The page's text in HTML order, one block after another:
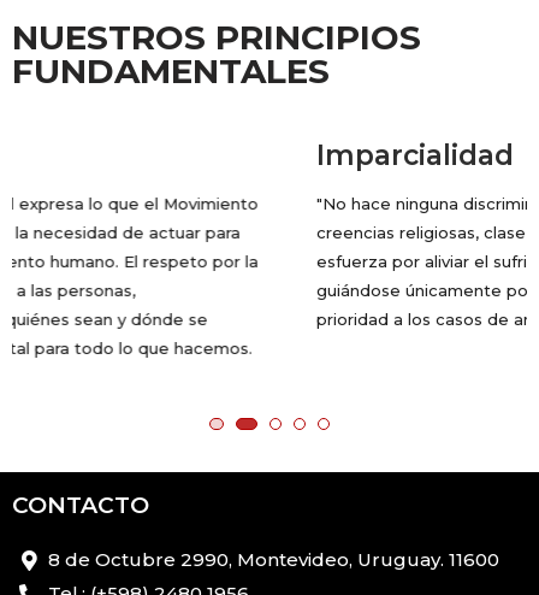
NUESTROS PRINCIPIOS
FUNDAMENTALES
"No hace ninguna discriminación por nacionalidad, raza,
creencias religiosas, clase u opiniones políticas. Se
esfuerza por aliviar el sufrimiento de las personas,
guiándose únicamente por sus necesidades, y dando
prioridad a los casos de angustia más urgentes".
CONTACTO
8 de Octubre 2990, Montevideo, Uruguay. 11600